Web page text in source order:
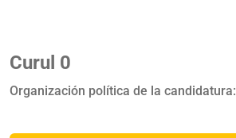
Curul 0
Organización política de la candidatura: